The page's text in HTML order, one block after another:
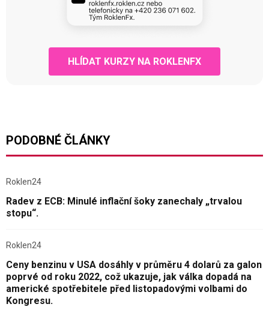
HLÍDAT KURZY NA ROKLENFX
PODOBNÉ ČLÁNKY
Roklen24
Radev z ECB: Minulé inflační šoky zanechaly „trvalou
stopu“.
Roklen24
Ceny benzinu v USA dosáhly v průměru 4 dolarů za galon
poprvé od roku 2022, což ukazuje, jak válka dopadá na
americké spotřebitele před listopadovými volbami do
Kongresu.